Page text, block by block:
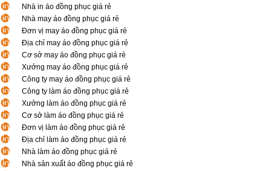
Nhà in áo đồng phục giá rẻ
Nhà may áo đồng phục giá rẻ
Đơn vị may áo đồng phục giá rẻ
Địa chỉ may áo đồng phục giá rẻ
Cơ sở may áo đồng phục giá rẻ
Xưởng may áo đồng phục giá rẻ
Công ty may áo đồng phục giá rẻ
Công ty làm áo đồng phục giá rẻ
Xưởng làm áo đồng phục giá rẻ
Cơ sở làm áo đồng phục giá rẻ
Đơn vị làm áo đồng phục giá rẻ
Địa chỉ làm áo đồng phục giá rẻ
Nhà làm áo đồng phục giá rẻ
Nhà sản xuất áo đồng phục giá rẻ